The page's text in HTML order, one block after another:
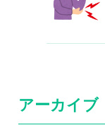
アーカイブ